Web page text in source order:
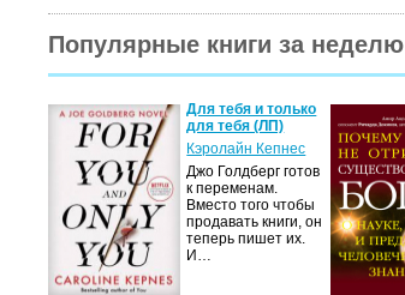
Популярные книги за неделю
Для тебя и только
для тебя (ЛП)
Кэролайн Кепнес
Джо Голдберг готов
к переменам.
Вместо того чтобы
продавать книги, он
теперь пишет их.
И…